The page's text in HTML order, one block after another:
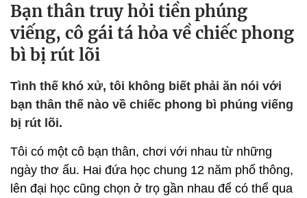
Bạn thân truy hỏi tiền phúng
viếng, cô gái tá hỏa về chiếc phong
bì bị rút lõi
Tình thế khó xử, tôi không biết phải ăn nói với
bạn thân thế nào về chiếc phong bì phúng viếng
bị rút lõi.
Tôi có một cô bạn thân, chơi với nhau từ những
ngày thơ ấu. Hai đứa học chung 12 năm phổ thông,
lên đại học cũng chọn ở trọ gần nhau để có thể qua